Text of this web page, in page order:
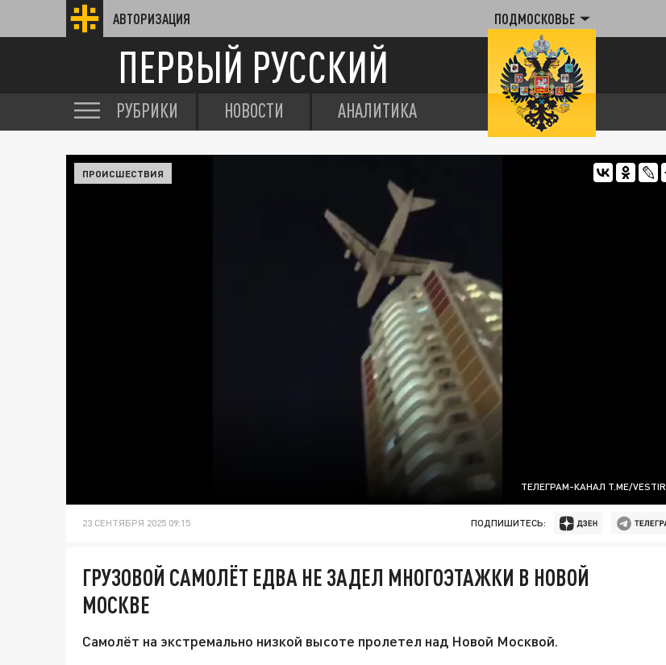
АВТОРИЗАЦИЯ ПОДМОСКОВЬЕ
ПЕРВЫЙ РУССКИЙ
РУБРИКИ НОВОСТИ АНАЛИТИКА
ТЕЛЕГРАМ-КАНАЛ T.ME/
ПРОИСШЕСТВИЯ
23 СЕНТЯБРЯ 2025 09:15 ПОДПИШИТЕСЬ:
ГРУЗОВОЙ САМОЛЁТ ЕДВА НЕ ЗАДЕЛ МНОГОЭТАЖКИ В НОВОЙ
МОСКВЕ
Самолёт на экстремально низкой высоте пролетел над Новой Москвой.